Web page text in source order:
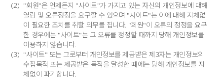
(2)
"회원"은 언제든지 "사이트"가 가지고 있는 자신의 개인정보에 대해
열람 및 오류정정을 요구할 수 있으며 "사이트"는 이에 대해 지체없
이 필요한 조치를 취할 의무를 집니다. "회원"이 오류의 정정을 요구
한 경우에는 "사이트"는 그 오류를 정정할 때까지 당해 개인정보를
이용하지 않습니다.
(3)
"사이트" 또는 그로부터 개인정보를 제공받은 제3자는 개인정보의
수집목적 또는 제공받은 목적을 달성한 때에는 당해 개인정보를 지
체없이 파기합니다.